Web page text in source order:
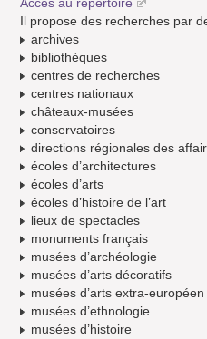
Accès au répertoire
Il propose des recherches par
archives
bibliothèques
centres de recherches
centres nationaux
châteaux-musées
conservatoires
directions régionales des
écoles d’architectures
écoles d’arts
écoles d’histoire de l’art
lieux de spectacles
monuments français
musées d’archéologie
musées d’arts décoratifs
musées d’arts extra-européen
musées d’ethnologie
musées d’histoire